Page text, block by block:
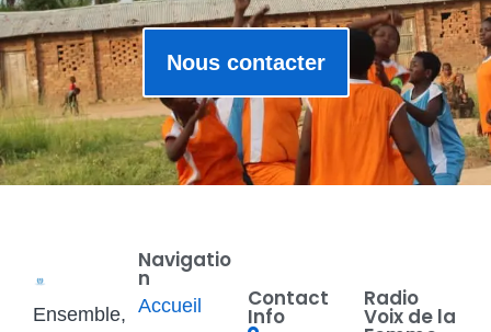
Nous contacter
Ensemble,
Navigatio
n
Accueil
Contact
Info
Radio
Voix de la